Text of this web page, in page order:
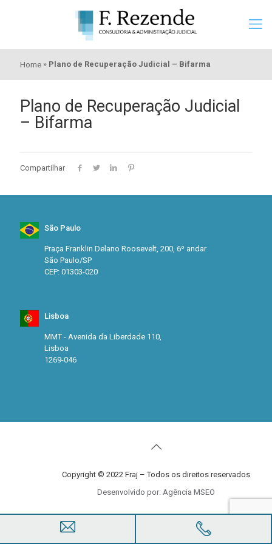
Home » Plano de Recuperação Judicial – Bifarma
Plano de Recuperação Judicial
– Bifarma
Compartilhar
São Paulo
Praça Franklin Delano Roosevelt, 200, 6º andar
São Paulo/SP
CEP: 01303-020
Lisboa
MMT - Avenida da Liberdade 110,
Lisboa
1269-046
Copyright © 2022 Fraj – Todos os direitos reservados
Desenvolvido por: Agência MSEO